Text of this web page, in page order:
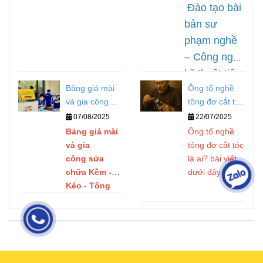
đến với đội
ngũ kỹ thuật
chuyên
nghiệp nhất
hiện nay,
chế độ bảo
hành uy tín
Đào tạo bài
bản sư
phạm nghề
– Công nghệ
kỹ thuật tiên
tiến nhất
hiện nay –
Cam kết
chất lượng
nghề.
Bảng giá mài
và gia công
sửa chữa Kềm
- Kéo - Tông
Đơ
07/08/2025
Bảng giá mài
và gia
công sửa
chữa Kềm -
Kéo - Tông
Ông tổ nghề
tông đơ cắt tóc
là ai?
22/07/2025
Ông tổ nghề
tông đơ cắt tóc
là ai? bài viết
dưới đây sẽ
giúp bạn hiểu